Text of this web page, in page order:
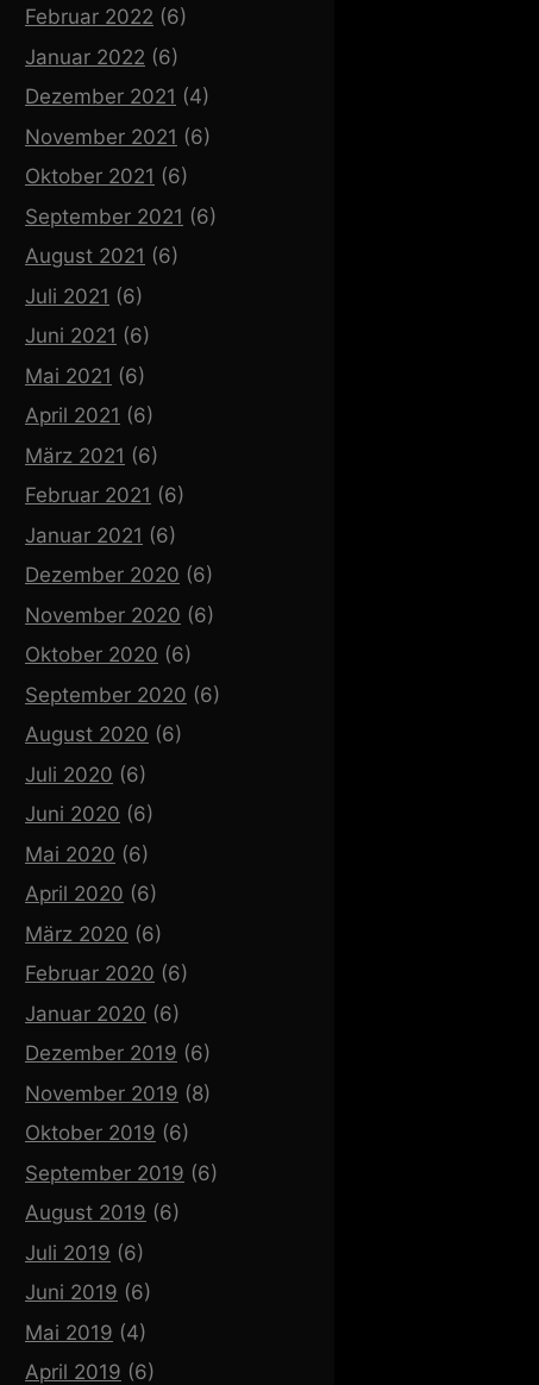
Februar 2022 (6)
Januar 2022 (6)
Dezember 2021 (4)
November 2021 (6)
Oktober 2021 (6)
September 2021 (6)
August 2021 (6)
Juli 2021 (6)
Juni 2021 (6)
Mai 2021 (6)
April 2021 (6)
März 2021 (6)
Februar 2021 (6)
Januar 2021 (6)
Dezember 2020 (6)
November 2020 (6)
Oktober 2020 (6)
September 2020 (6)
August 2020 (6)
Juli 2020 (6)
Juni 2020 (6)
Mai 2020 (6)
April 2020 (6)
März 2020 (6)
Februar 2020 (6)
Januar 2020 (6)
Dezember 2019 (6)
November 2019 (8)
Oktober 2019 (6)
September 2019 (6)
August 2019 (6)
Juli 2019 (6)
Juni 2019 (6)
Mai 2019 (4)
April 2019 (6)